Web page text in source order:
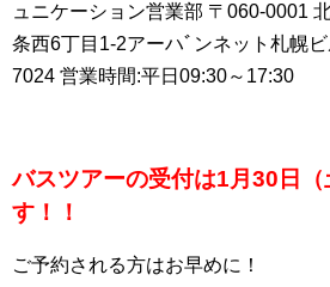
ュニケーション営業部 〒060-0001
条西6丁目1-2アーハﾞンネット札幌
7024 営業時間:平日09:30～17:30
バスツアーの受付は1月30日
す！！
ご予約される方はお早めに！